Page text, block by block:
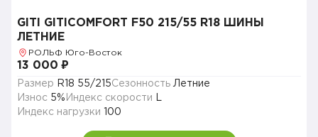
GITI GITICOMFORT F50 215/55 R18 ШИНЫ
ЛЕТНИЕ
РОЛЬФ Юго-Восток
13 000 ₽
Размер R18 55/215Сезонность Летние
Износ 5% Индекс скорости
L
Индекс нагрузки
100